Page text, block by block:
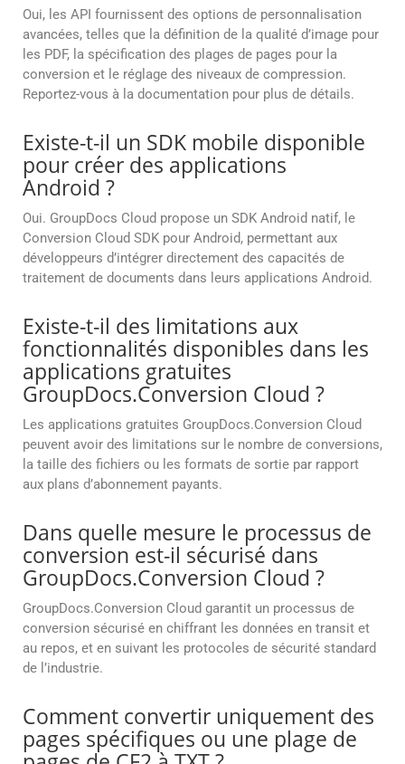
Oui, les API fournissent des options de personnalisation
avancées, telles que la définition de la qualité d’image pour
les PDF, la spécification des plages de pages pour la
conversion et le réglage des niveaux de compression.
Reportez-vous à la documentation pour plus de détails.
Existe-t-il un SDK mobile disponible
pour créer des applications
Android ?
Oui. GroupDocs Cloud propose un SDK Android natif, le
Conversion Cloud SDK pour Android, permettant aux
développeurs d’intégrer directement des capacités de
traitement de documents dans leurs applications Android.
Existe-t-il des limitations aux
fonctionnalités disponibles dans les
applications gratuites
GroupDocs.Conversion Cloud ?
Les applications gratuites GroupDocs.Conversion Cloud
peuvent avoir des limitations sur le nombre de conversions,
la taille des fichiers ou les formats de sortie par rapport
aux plans d’abonnement payants.
Dans quelle mesure le processus de
conversion est-il sécurisé dans
GroupDocs.Conversion Cloud ?
GroupDocs.Conversion Cloud garantit un processus de
conversion sécurisé en chiffrant les données en transit et
au repos, et en suivant les protocoles de sécurité standard
de l’industrie.
Comment convertir uniquement des
pages spécifiques ou une plage de